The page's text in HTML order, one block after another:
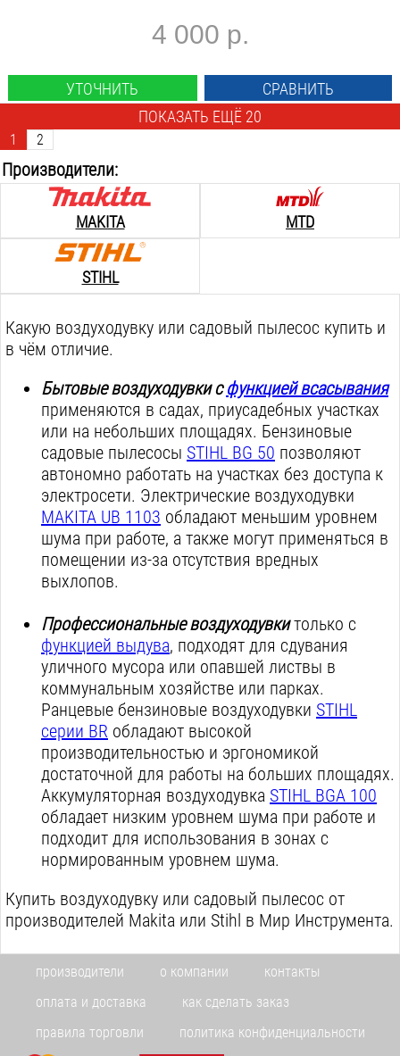
4 000 р.
УТОЧНИТЬ
СРАВНИТЬ
ПОКАЗАТЬ ЕЩЁ 20
1 2
Производители:
MAKITA MTD
STIHL
Какую воздуходувку или садовый пылесос купить и
в чём отличие.
Бытовые воздуходувки сфункцией всасывания
применяются в садах, приусадебных участках
или на небольших площадях. Бензиновые
садовые пылесосы STIHL BG 50 позволяют
автономно работать на участках без доступа к
электросети. Электрические воздуходувки
MAKITA UB 1103 обладают меньшим уровнем
шума при работе, а также могут применяться в
помещении из-за отсутствия вредных
выхлопов.
Профессиональные воздуходувкитолько с
функцией выдува, подходят для сдувания
уличного мусора или опавшей листвы в
коммунальным хозяйстве или парках.
Ранцевые бензиновые воздуходувки STIHL
серии BR обладают высокой
производительностью и эргономикой
достаточной для работы на больших площадях.
Аккумуляторная воздуходувка STIHL BGA 100
обладает низким уровнем шума при работе и
подходит для использования в зонах с
нормированным уровнем шума.
Купить воздуходувку или садовый пылесос от
производителей Makita или Stihl в Мир Инструмента.
производители о компании
контакты
оплата и доставка
как сделать заказ
правила торговли
политика конфиденциальности